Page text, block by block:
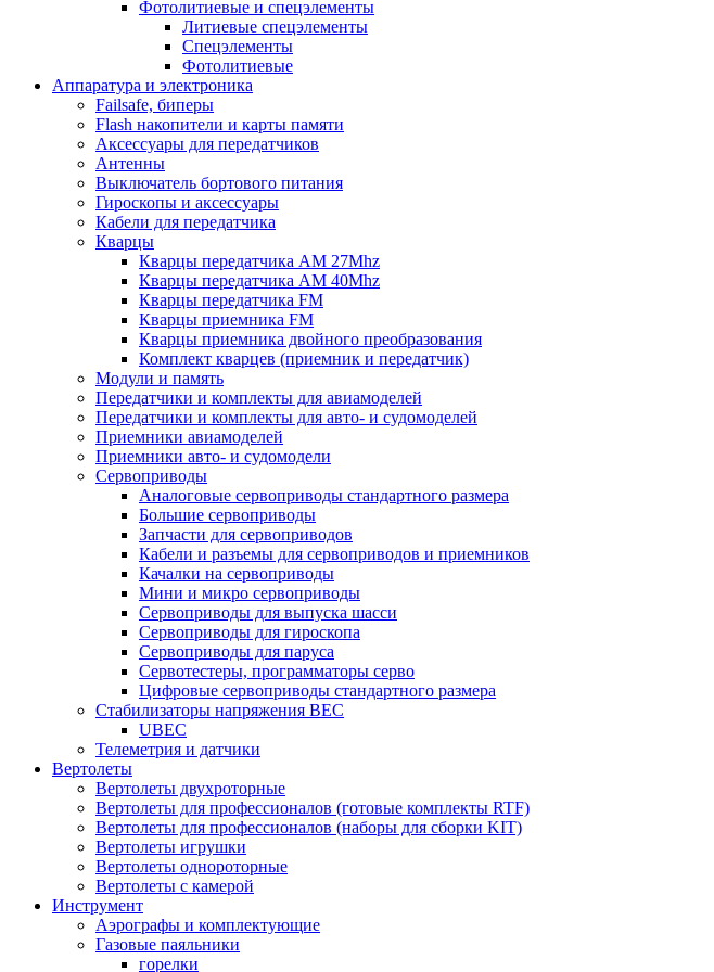
Фотолитиевые и спецэлементы
Литиевые спецэлементы
Спецэлементы
Фотолитиевые
Аппаратура и электроника
Failsafe, биперы
Flash накопители и карты памяти
Аксессуары для передатчиков
Антенны
Выключатель бортового питания
Гироскопы и аксессуары
Кабели для передатчика
Кварцы
Кварцы передатчика AM 27Mhz
Кварцы передатчика AM 40Mhz
Кварцы передатчика FM
Кварцы приемника FM
Кварцы приемника двойного преобразования
Комплект кварцев (приемник и передатчик)
Модули и память
Передатчики и комплекты для авиамоделей
Передатчики и комплекты для авто- и судомоделей
Приемники авиамоделей
Приемники авто- и судомодели
Сервоприводы
Аналоговые сервоприводы стандартного размера
Большие сервоприводы
Запчасти для сервоприводов
Кабели и разъемы для сервоприводов и приемников
Качалки на сервоприводы
Мини и микро сервоприводы
Сервоприводы для выпуска шасси
Сервоприводы для гироскопа
Сервоприводы для паруса
Сервотестеры, программаторы серво
Цифровые сервоприводы стандартного размера
Стабилизаторы напряжения BEC
UBEC
Телеметрия и датчики
Вертолеты
Вертолеты двухроторные
Вертолеты для профессионалов (готовые комплекты RTF)
Вертолеты для профессионалов (наборы для сборки KIT)
Вертолеты игрушки
Вертолеты однороторные
Вертолеты с камерой
Инструмент
Аэрографы и комплектующие
Газовые паяльники
горелки